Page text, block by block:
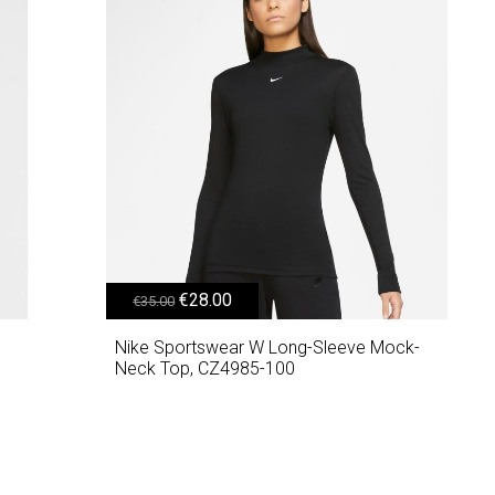
€35.00 Original price was: €35.00.
€28.00Η τρέχουσα τιμή είναι: €28.00.
Nike Sportswear W Long-Sleeve Mock-
Neck Top, CZ4985-100